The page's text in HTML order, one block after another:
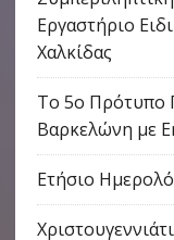
Εργαστήριο
Χαλκίδας
Το 5ο Πρότυπο
Βαρκελώνη με
Ετήσιο